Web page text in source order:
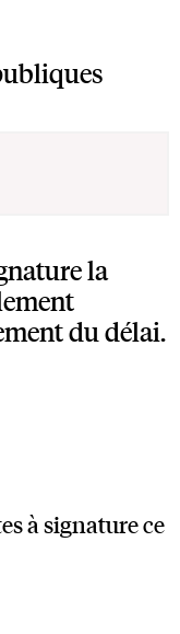
la
du délai.
à signature ce